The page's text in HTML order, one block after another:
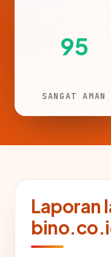
95
SANGAT AMAN
Laporan